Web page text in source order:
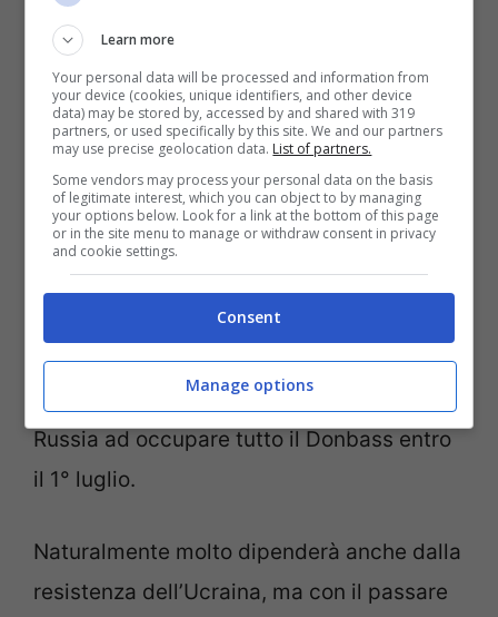
iniziata e presto entrerà nel vivo. Mosca,
infatti, ha deciso di prendere subito il
controllo del Luhansk e per farloha deciso
di conquistare la città di Severodonetsk.
Come riferito dalle autorità locali, Mosca è
riuscita a prendere il possesso del 70%
della città ucraina e già nelle prossime ore
dovrebbe essere comunicata la sua
caduta. Si tratta solo del primo passo di
questa strategia che, se vera, porterà la
Russia ad occupare tutto il Donbass entro
il 1° luglio.
Naturalmente molto dipenderà anche dalla
resistenza dell’Ucraina, ma con il passare
Learn more
Your personal data will be processed and information from
your device (cookies, unique identifiers, and other device
data) may be stored by, accessed by and shared with 319
partners, or used specifically by this site. We and our partners
may use precise geolocation data. List of partners.
Some vendors may process your personal data on the basis
of legitimate interest, which you can object to by managing
your options below. Look for a link at the bottom of this page
or in the site menu to manage or withdraw consent in privacy
and cookie settings.
Consent
Manage options